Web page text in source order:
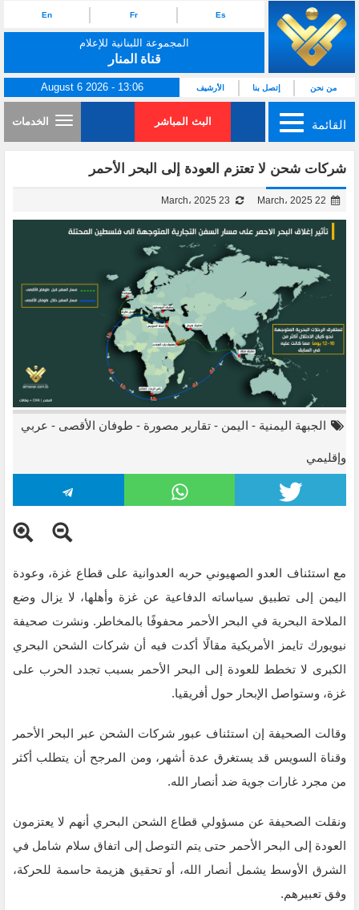
Es
Fr
En
المجموعة اللبنانية للإعلام
قناة المنار
من نحن إتصل بنا الأرشيف August 6 2026 - 13:06
القائمة البث المباشر الخدمات
شركات شحن لا تعتزم العودة إلى البحر الأحمر
الجبهة اليمنية - اليمن - تقارير مصورة - طوفان الأقصى - عربي
وإقليمي
مع استئناف العدو الصهيوني حربه العدوانية على قطاع غزة، وعودة
اليمن إلى تطبيق سياساته الدفاعية عن غزة وأهلها، لا يزال وضع
الملاحة البحرية في البحر الأحمر محفوفًا بالمخاطر. ونشرت صحيفة
نيويورك تايمز الأمريكية مقالًا أكدت فيه أن شركات الشحن البحري
الكبرى لا تخطط للعودة إلى البحر الأحمر بسبب تجدد الحرب على
غزة، وستواصل الإبحار حول أفريقيا.
وقالت الصحيفة إن استئناف عبور شركات الشحن عبر البحر الأحمر
وقناة السويس قد يستغرق عدة أشهر، ومن المرجح أن يتطلب أكثر
من مجرد غارات جوية ضد أنصار الله.
ونقلت الصحيفة عن مسؤولي قطاع الشحن البحري أنهم لا يعتزمون
العودة إلى البحر الأحمر حتى يتم التوصل إلى اتفاق سلام شامل في
الشرق الأوسط يشمل أنصار الله، أو تحقيق هزيمة حاسمة للحركة،
وفق تعبيرهم.